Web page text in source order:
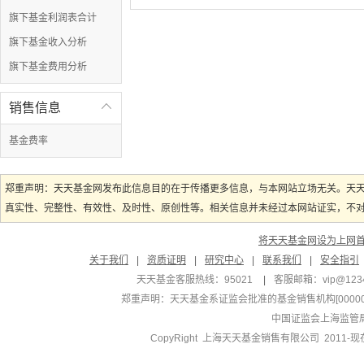
旗下基金利润表合计
旗下基金收入分析
旗下基金费用分析

销售信息
基金费率
郑重声明：天天基金网发布此信息目的在于传播更多信息，与本网站立场无关。
真实性、完整性、有效性、及时性、原创性等。相关信息并未经过本网站证实，
将天天基金网设为上网
关于我们
资质证明 研究中心 联系我们
安全指引
天天基金客服热线：95021
客服邮箱：
郑重声明： 天天基金系证监会批准的基金销售机构
中国证监会上海监管
CopyRight 上海天天基金销售有限公司 2011-